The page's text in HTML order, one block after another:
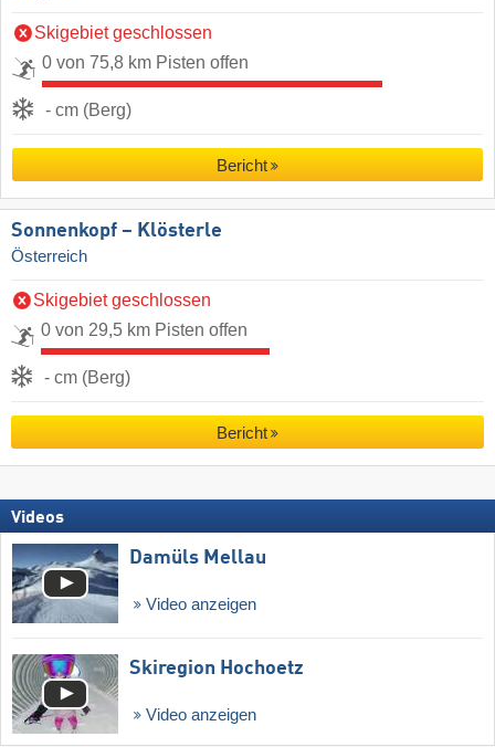
Skigebiet geschlossen
0 von 75,8 km Pisten offen
- cm (Berg)
Bericht
Sonnenkopf – Klösterle
Österreich
Skigebiet geschlossen
0 von 29,5 km Pisten offen
- cm (Berg)
Bericht
Videos
Damüls Mellau
Video anzeigen
Skiregion Hochoetz
Video anzeigen